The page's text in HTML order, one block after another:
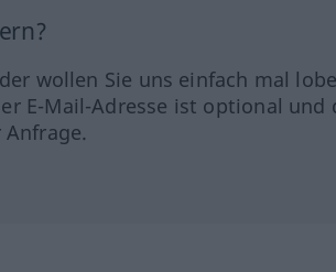
wollen Sie uns einfach mal
E-Mail-Adresse ist optional und